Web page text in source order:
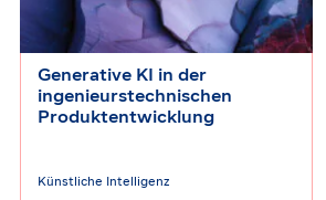
Generative KI in der
ingenieurstechnischen
Produktentwicklung
Künstliche Intelligenz